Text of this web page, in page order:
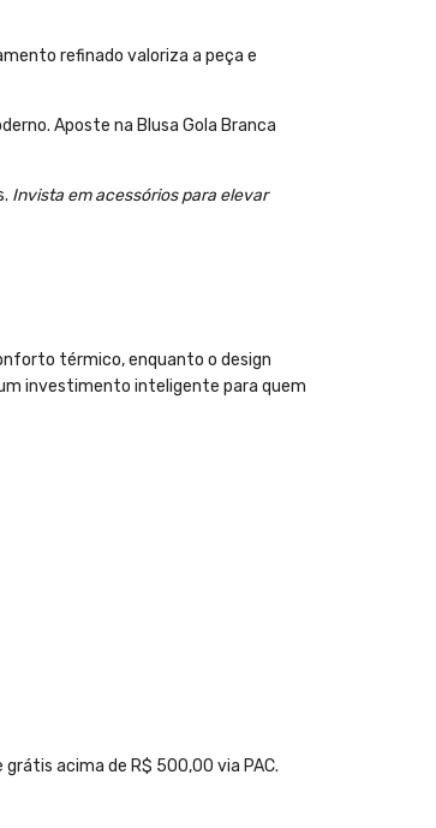
refinado valoriza a peça e
Aposte na Blusa Gola Branca
Invista em acessórios para elevar
térmico, enquanto o design
investimento inteligente para quem
acima de R$ 500,00 via PAC.